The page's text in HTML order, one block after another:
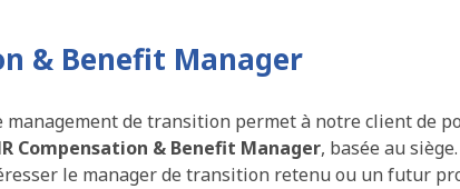
& Benefit Manager
de transition permet à notre client de
Compensation & Benefit Manager, basée au
le manager de transition retenu ou un futur